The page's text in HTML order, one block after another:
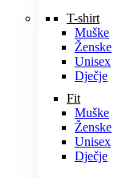
T-shirt
Muške
Ženske
Unisex
Dječje
Fit
Muške
Ženske
Unisex
Dječje